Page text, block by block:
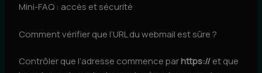
Mini-FAQ : accès et sécurité
Comment vérifier que l’URL du webmail est sûre ?
Contrôler que l’adresse commence parhttps://et que